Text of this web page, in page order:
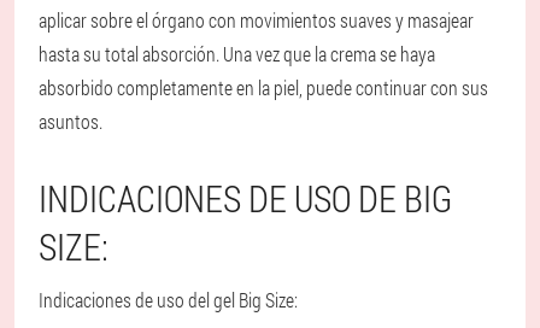
aplicar sobre el órgano con movimientos suaves y masajear
hasta su total absorción. Una vez que la crema se haya
absorbido completamente en la piel, puede continuar con sus
asuntos.
INDICACIONES DE USO DE BIG
SIZE:
Indicaciones de uso del gel Big Size: